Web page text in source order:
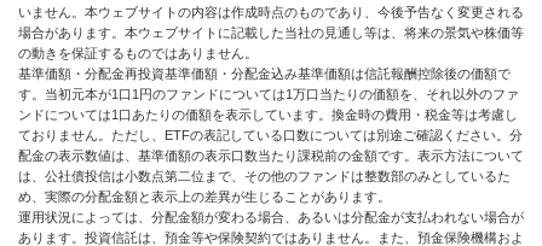
いません。本ウェブサイトの内容は作成時点のものであり、今後予告なく変更される
場合があります。本ウェブサイトに記載した当社の見通し等は、将来の景気や株価等
の動きを保証するものではありません。
基準価額・分配金再投資基準価額・分配金込み基準価額は信託報酬控除後の価額で
す。当初元本が1口1円のファンドについては1万口当たりの価額を、それ以外のファ
ンドについては1口あたりの価額を表示しています。換金時の費用・税金等は考慮し
ておりません。ただし、ETFの表記している口数については別途ご確認ください。分
配金の表示数値は、基準価額の表示口数当たり課税前の金額です。表示方法について
は、公社債投信は小数点第二位まで、その他のファンドは整数部のみとしているた
め、実際の分配金額と表示上の差異が生じることがあります。
運用状況によっては、分配金額が変わる場合、あるいは分配金が支払われない場合が
あります。投資信託は、預金等や保険契約ではありません。また、預金保険機構およ